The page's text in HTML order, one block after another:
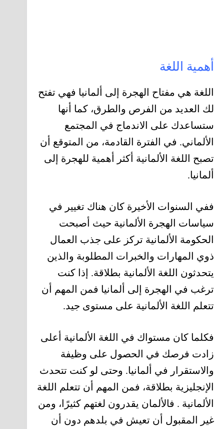
أهمية اللغة
اللغة هي مفتاح الهجرة إلى ألمانيا فهي تفتح
لك العديد من الفرص والطرق، كما أنها
ستساعدك على الاندماج في المجتمع
الألماني. في الفترة القادمة، من المتوقع أن
تصبح اللغة الألمانية أكثر أهمية للهجرة إلى
ألمانيا.
ففي السنوات الأخيرة كان هناك تغيير في
سياسات الهجرة الألمانية حيث أصبحت
الحكومة الألمانية تركز على جذب العمال
ذوي المهارات والخبرات المطلوبة والذين
يتحدثون اللغة الألمانية بطلاقة. إذا كنت
ترغب في الهجرة إلى ألمانيا فمن المهم أن
تتعلم اللغة الألمانية على مستوى جيد.
فكلما كان مستواك في اللغة الألمانية أعلى
زادت فرصك في الحصول على وظيفة
والاستقرار في ألمانيا. وحتى لو كنت تتحدث
الإنجليزية بطلاقة، فمن المهم أن تتعلم اللغة
الألمانية . فالألمان يقدرون لغتهم كثيرًا، ومن
غير المقبول أن تعيش في بلدهم دون أن